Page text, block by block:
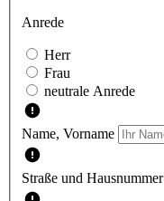
Anrede
Herr
Frau
neutrale Anrede
Name, Vorname
Straße und Hausnummer